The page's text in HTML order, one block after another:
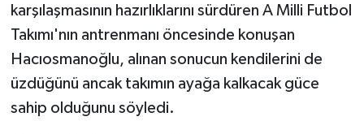
karşılaşmasının hazırlıklarını sürdüren A Milli Futbol
Takımı'nın antrenmanı öncesinde konuşan
Hacıosmanoğlu, alınan sonucun kendilerini de
üzdüğünü ancak takımın ayağa kalkacak güce
sahip olduğunu söyledi.